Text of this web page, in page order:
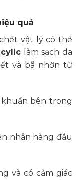
quả
vật lý có thể
làm sạch da
và bã nhờn từ
khuẩn bên trong
nhân hàng đầu
và có cảm giác